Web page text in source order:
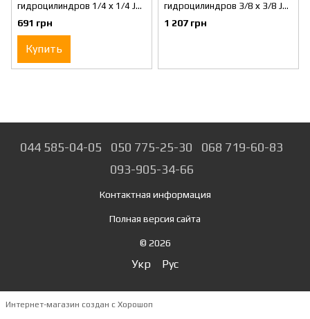
гидроцилиндров 1/4 х 1/4 JTC
CP210
691 грн
Купить
гидроцилиндров 3/8 х 3/8 JTC
CP350
1 207 грн
044 585-04-05 050 775-25-30
068 719-60-83
093-905-34-66
Контактная информация
Полная версия сайта
© 2026
Укр Рус
Интернет-магазин создан с Хорошоп